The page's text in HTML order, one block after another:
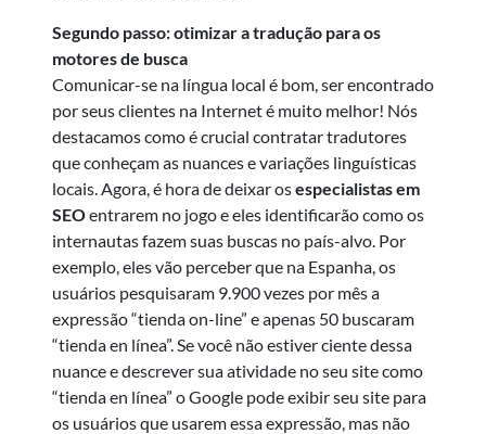
Segundo passo: otimizar a tradução para os
motores de busca
Comunicar-se na língua local é bom, ser encontrado
por seus clientes na Internet é muito melhor! Nós
destacamos como é crucial contratar tradutores
que conheçam as nuances e variações linguísticas
locais. Agora, é hora de deixar osespecialistas em
SEOentrarem no jogo e eles identificarão como os
internautas fazem suas buscas no país-alvo. Por
exemplo, eles vão perceber que na Espanha, os
usuários pesquisaram 9.900 vezes por mês a
expressão “tienda on-line” e apenas 50 buscaram
“tienda en línea”. Se você não estiver ciente dessa
nuance e descrever sua atividade no seu site como
“tienda en línea” o Google pode exibir seu site para
os usuários que usarem essa expressão, mas não